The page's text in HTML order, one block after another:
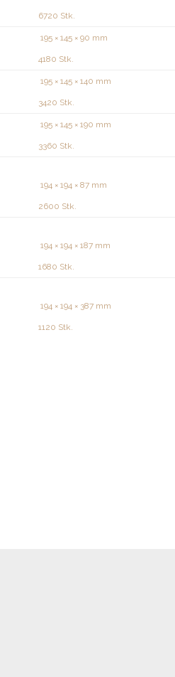
6720 Stk.
195 × 145 × 90 mm
4180 Stk.
195 × 145 × 140 mm
3420 Stk.
195 × 145 × 190 mm
3360 Stk.
194 × 194 × 87 mm
2600 Stk.
194 × 194 × 187 mm
1680 Stk.
194 × 194 × 387 mm
1120 Stk.